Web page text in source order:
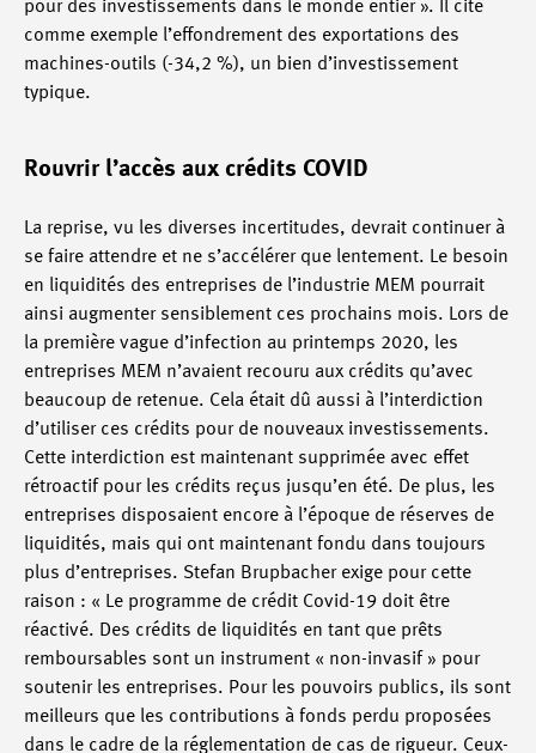
pour des investissements dans le monde entier ». Il cite
comme exemple l’effondrement des exportations des
machines-outils (-34,2 %), un bien d’investissement
typique.
Rouvrir l’accès aux crédits COVID
La reprise, vu les diverses incertitudes, devrait continuer à
se faire attendre et ne s’accélérer que lentement. Le besoin
en liquidités des entreprises de l’industrie MEM pourrait
ainsi augmenter sensiblement ces prochains mois. Lors de
la première vague d’infection au printemps 2020, les
entreprises MEM n’avaient recouru aux crédits qu’avec
beaucoup de retenue. Cela était dû aussi à l’interdiction
d’utiliser ces crédits pour de nouveaux investissements.
Cette interdiction est maintenant supprimée avec effet
rétroactif pour les crédits reçus jusqu’en été. De plus, les
entreprises disposaient encore à l’époque de réserves de
liquidités, mais qui ont maintenant fondu dans toujours
plus d’entreprises. Stefan Brupbacher exige pour cette
raison : « Le programme de crédit Covid-19 doit être
réactivé. Des crédits de liquidités en tant que prêts
remboursables sont un instrument « non-invasif » pour
soutenir les entreprises. Pour les pouvoirs publics, ils sont
meilleurs que les contributions à fonds perdu proposées
dans le cadre de la réglementation de cas de rigueur. Ceux-